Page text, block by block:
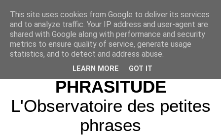
PHRASITUDE
L'Observatoire des petites
phrases
This site uses cookies from Google to deliver its services
and to analyze traffic. Your IP address and user-agent are
shared with Google along with performance and security
metrics to ensure quality of service, generate usage
statistics, and to detect and address abuse.
LEARN MORE GOT IT